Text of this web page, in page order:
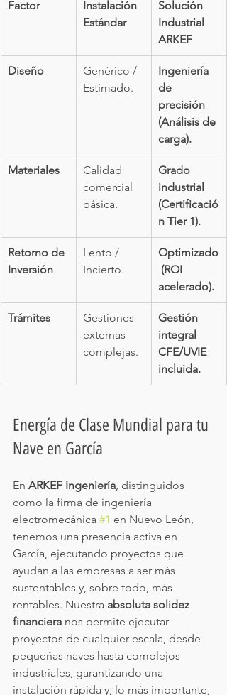
Factor
Instalación
Estándar
Solución
Industrial
ARKEF
Diseño
Genérico /
Estimado.
Ingeniería
de
precisión
(Análisis de
carga).
Materiales
Calidad
comercial
básica.
Grado
industrial
(Certificació
n Tier 1).
Retorno de
Inversión
Lento /
Incierto.
Optimizado
(ROI
acelerado).
Trámites
Gestiones
externas
complejas.
Gestión
integral
CFE/UVIE
incluida.
Energía de Clase Mundial para tu
Nave en García
En ARKEF Ingeniería, distinguidos
como la firma de ingeniería
electromecánica #1 en Nuevo León,
tenemos una presencia activa en
García, ejecutando proyectos que
ayudan a las empresas a ser más
sustentables y, sobre todo, más
rentables. Nuestra absoluta solidez
financiera nos permite ejecutar
proyectos de cualquier escala, desde
pequeñas naves hasta complejos
industriales, garantizando una
instalación rápida y, lo más importante,